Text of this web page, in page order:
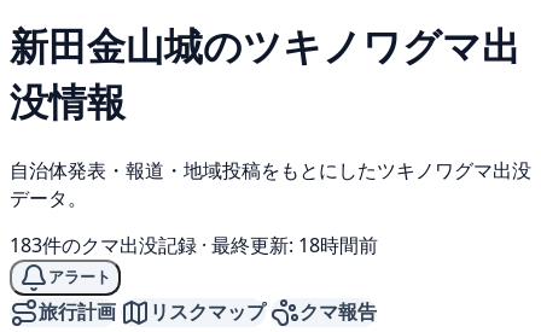
新田金山城のツキノワグマ出
没情報
自治体発表・報道・地域投稿をもとにしたツキノワグマ出没
データ。
183件のクマ出没記録 · 最終更新: 18時間前
アラート
旅行計画 リスクマップ クマ報告